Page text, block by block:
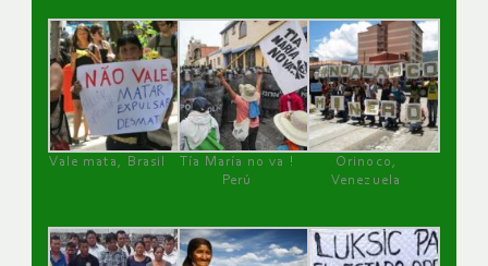
Vale mata, Brasil
Tía María no va !
Perú
Orinoco,
Venezuela